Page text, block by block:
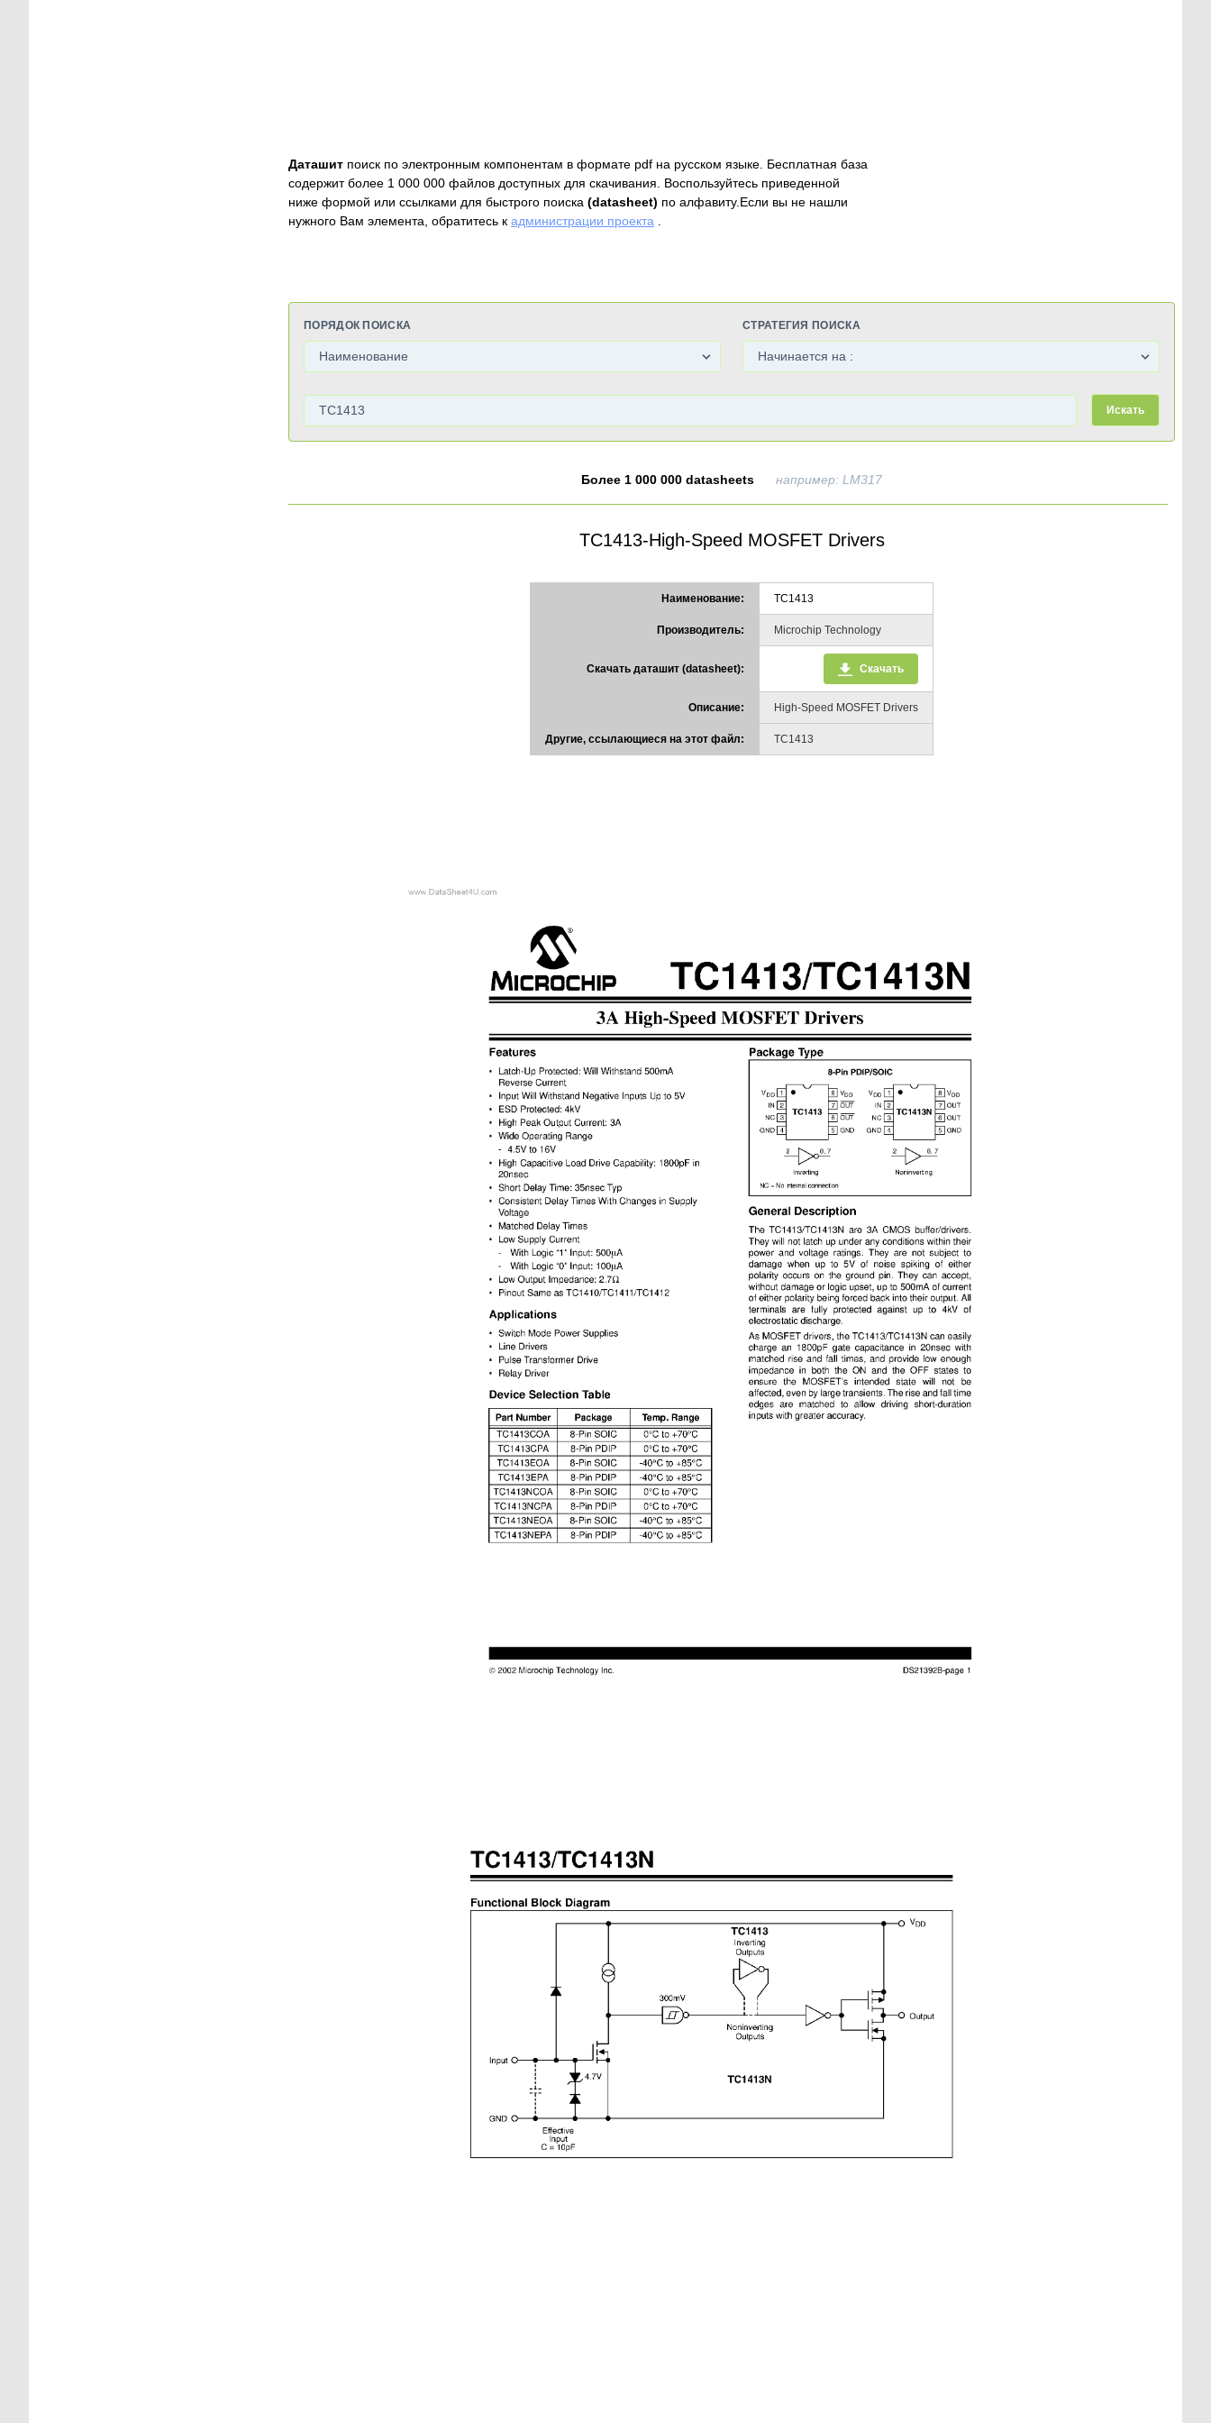
Даташит поиск по электронным компонентам в формате pdf на русском языке. Бесплатная база
содержит более 1 000 000 файлов доступных для скачивания. Воспользуйтесь приведенной
ниже формой или ссылками для быстрого поиска (datasheet) по алфавиту.Если вы не нашли
нужного Вам элемента, обратитесь к администрации проекта .
ПОРЯДОК ПОИСКА СТРАТЕГИЯ ПОИСКА
Искать
Более 1 000 000 datasheets например: LM317
TC1413-High-Speed MOSFET Drivers
Наименование: TC1413
Производитель: Microchip Technology
Скачать даташит (datasheet): Скачать
Описание: High-Speed MOSFET Drivers
Другие, ссылающиеся на этот файл: TC1413